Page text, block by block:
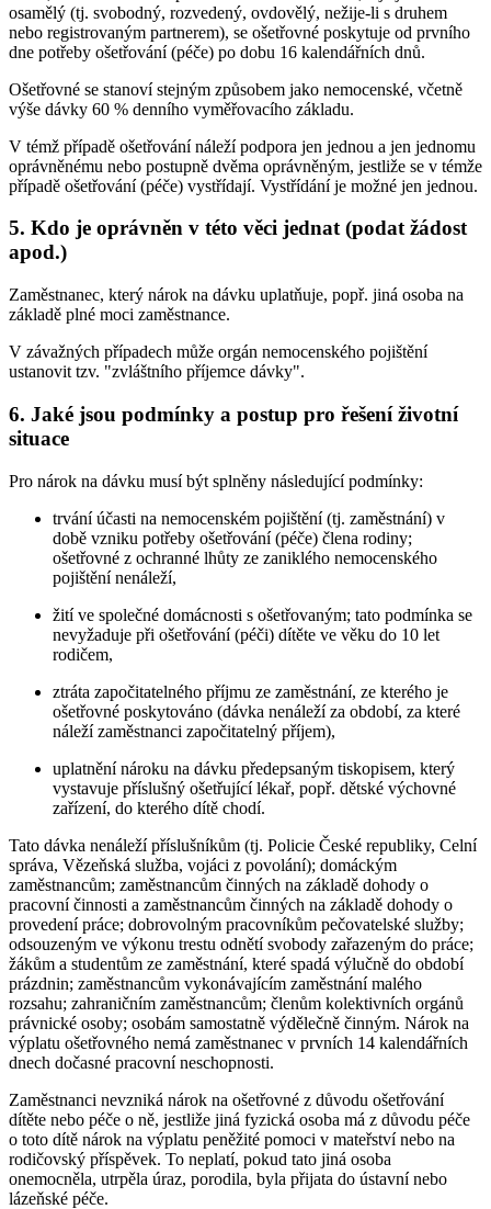
osamělý (tj. svobodný, rozvedený, ovdovělý, nežije-li s druhem
nebo registrovaným partnerem), se ošetřovné poskytuje od prvního
dne potřeby ošetřování (péče) po dobu 16 kalendářních dnů.
Ošetřovné se stanoví stejným způsobem jako nemocenské, včetně
výše dávky 60 % denního vyměřovacího základu.
V témž případě ošetřování náleží podpora jen jednou a jen jednomu
oprávněnému nebo postupně dvěma oprávněným, jestliže se v témže
případě ošetřování (péče) vystřídají. Vystřídání je možné jen jednou.
5. Kdo je oprávněn v této věci jednat (podat žádost
apod.)
Zaměstnanec, který nárok na dávku uplatňuje, popř. jiná osoba na
základě plné moci zaměstnance.
V závažných případech může orgán nemocenského pojištění
ustanovit tzv. "zvláštního příjemce dávky".
6. Jaké jsou podmínky a postup pro řešení životní
situace
Pro nárok na dávku musí být splněny následující podmínky:
trvání účasti na nemocenském pojištění (tj. zaměstnání) v
době vzniku potřeby ošetřování (péče) člena rodiny;
ošetřovné z ochranné lhůty ze zaniklého nemocenského
pojištění nenáleží,
žití ve společné domácnosti s ošetřovaným; tato podmínka se
nevyžaduje při ošetřování (péči) dítěte ve věku do 10 let
rodičem,
ztráta započitatelného příjmu ze zaměstnání, ze kterého je
ošetřovné poskytováno (dávka nenáleží za období, za které
náleží zaměstnanci započitatelný příjem),
uplatnění nároku na dávku předepsaným tiskopisem, který
vystavuje příslušný ošetřující lékař, popř. dětské výchovné
zařízení, do kterého dítě chodí.
Tato dávka nenáleží příslušníkům (tj. Policie České republiky, Celní
správa, Vězeňská služba, vojáci z povolání); domáckým
zaměstnancům; zaměstnancům činných na základě dohody o
pracovní činnosti a zaměstnancům činných na základě dohody o
provedení práce; dobrovolným pracovníkům pečovatelské služby;
odsouzeným ve výkonu trestu odnětí svobody zařazeným do práce;
žákům a studentům ze zaměstnání, které spadá výlučně do období
prázdnin; zaměstnancům vykonávajícím zaměstnání malého
rozsahu; zahraničním zaměstnancům; členům kolektivních orgánů
právnické osoby; osobám samostatně výdělečně činným. Nárok na
výplatu ošetřovného nemá zaměstnanec v prvních 14 kalendářních
dnech dočasné pracovní neschopnosti.
Zaměstnanci nevzniká nárok na ošetřovné z důvodu ošetřování
dítěte nebo péče o ně, jestliže jiná fyzická osoba má z důvodu péče
o toto dítě nárok na výplatu peněžité pomoci v mateřství nebo na
rodičovský příspěvek. To neplatí, pokud tato jiná osoba
onemocněla, utrpěla úraz, porodila, byla přijata do ústavní nebo
lázeňské péče.